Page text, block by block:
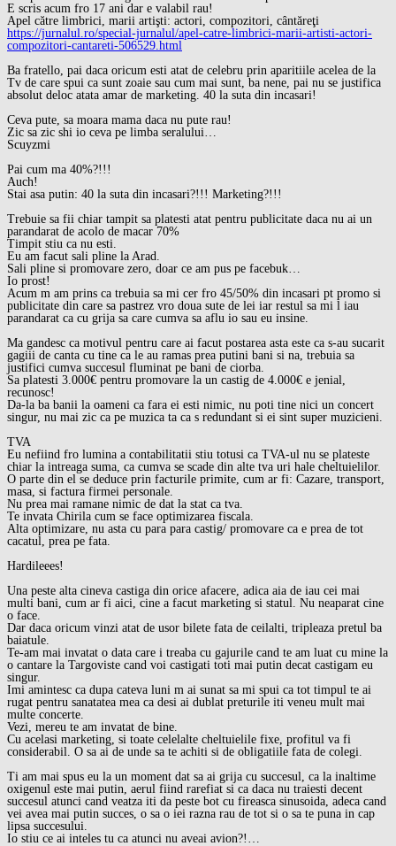
E scris acum fro 17 ani dar e valabil rau!
Apel către limbrici, marii artişti: actori, compozitori, cântăreţi
https://jurnalul.ro/special-jurnalul/apel-catre-limbrici-marii-artisti-actori-
compozitori-cantareti-506529.html
Ba fratello, pai daca oricum esti atat de celebru prin aparitiile acelea de la
Tv de care spui ca sunt zoaie sau cum mai sunt, ba nene, pai nu se justifica
absolut deloc atata amar de marketing. 40 la suta din incasari!
Ceva pute, sa moara mama daca nu pute rau!
Zic sa zic shi io ceva pe limba seralului…
Scuyzmi
Pai cum ma 40%?!!!
Auch!
Stai asa putin: 40 la suta din incasari?!!! Marketing?!!!
Trebuie sa fii chiar tampit sa platesti atat pentru publicitate daca nu ai un
parandarat de acolo de macar 70%
Timpit stiu ca nu esti.
Eu am facut sali pline la Arad.
Sali pline si promovare zero, doar ce am pus pe facebuk…
Io prost!
Acum m am prins ca trebuia sa mi cer fro 45/50% din incasari pt promo si
publicitate din care sa pastrez vro doua sute de lei iar restul sa mi l iau
parandarat ca cu grija sa care cumva sa aflu io sau eu insine.
Ma gandesc ca motivul pentru care ai facut postarea asta este ca s-au sucarit
gagiii de canta cu tine ca le au ramas prea putini bani si na, trebuia sa
justifici cumva succesul fluminat pe bani de ciorba.
Sa platesti 3.000€ pentru promovare la un castig de 4.000€ e jenial,
recunosc!
Da-la ba banii la oameni ca fara ei esti nimic, nu poti tine nici un concert
singur, nu mai zic ca pe muzica ta ca s redundant si ei sint super muzicieni.
TVA
Eu nefiind fro lumina a contabilitatii stiu totusi ca TVA-ul nu se plateste
chiar la intreaga suma, ca cumva se scade din alte tva uri hale cheltuielilor.
O parte din el se deduce prin facturile primite, cum ar fi: Cazare, transport,
masa, si factura firmei personale.
Nu prea mai ramane nimic de dat la stat ca tva.
Te invata Chirila cum se face optimizarea fiscala.
Alta optimizare, nu asta cu para para castig/ promovare ca e prea de tot
cacatul, prea pe fata.
Hardileees!
Una peste alta cineva castiga din orice afacere, adica aia de iau cei mai
multi bani, cum ar fi aici, cine a facut marketing si statul. Nu neaparat cine
o face.
Dar daca oricum vinzi atat de usor bilete fata de ceilalti, tripleaza pretul ba
baiatule.
Te-am mai invatat o data care i treaba cu gajurile cand te am luat cu mine la
o cantare la Targoviste cand voi castigati toti mai putin decat castigam eu
singur.
Imi amintesc ca dupa cateva luni m ai sunat sa mi spui ca tot timpul te ai
rugat pentru sanatatea mea ca desi ai dublat preturile iti veneu mult mai
multe concerte.
Vezi, mereu te am invatat de bine.
Cu acelasi marketing, si toate celelalte cheltuielile fixe, profitul va fi
considerabil. O sa ai de unde sa te achiti si de obligatiile fata de colegi.
Ti am mai spus eu la un moment dat sa ai grija cu succesul, ca la inaltime
oxigenul este mai putin, aerul fiind rarefiat si ca daca nu traiesti decent
succesul atunci cand veatza iti da peste bot cu fireasca sinusoida, adeca cand
vei avea mai putin succes, o sa o iei razna rau de tot si o sa te puna in cap
lipsa succesului.
Io stiu ce ai inteles tu ca atunci nu aveai avion?!…